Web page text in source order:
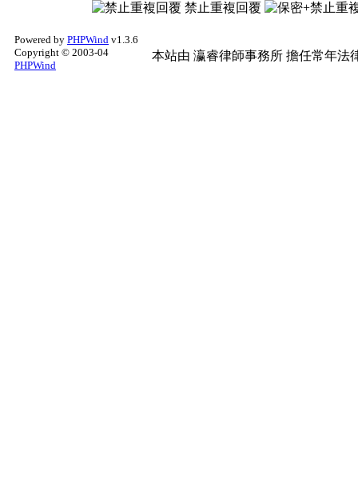
禁止重複回覆
Powered by PHPWind v1.3.6
Copyright © 2003-04
PHPWind
本站由 瀛睿律師事務所 擔任常年法